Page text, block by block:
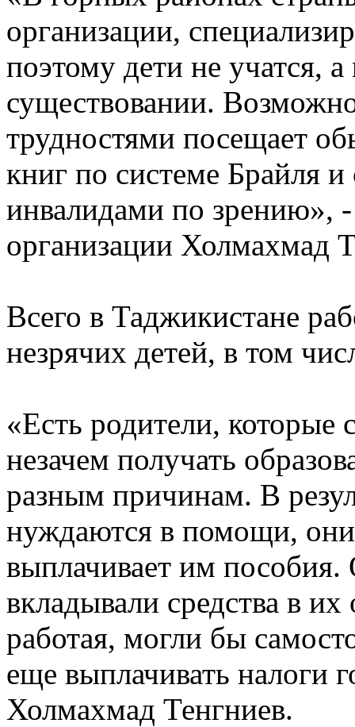
организации,
поэтому дети не учатся,
существовании.
трудностями посещает
книг по системе Брайля и
инвалидами по зрению», -
организации Холмахмад
Всего в Таджикистане
незрячих детей, в том
«Есть родители, которые
незачем получать
разным причинам. В
нуждаются в помощи, они
выплачивает им пособия.
вкладывали средства в
работая, могли бы
еще выплачивать налоги
Холмахмад Тенгниев.